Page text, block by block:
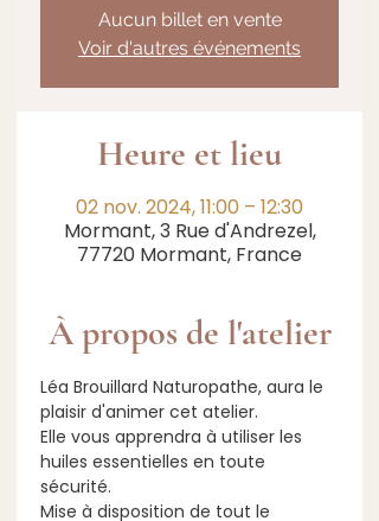
Aucun billet en vente
Voir d'autres événements
Heure et lieu
02 nov. 2024, 11:00 – 12:30
Mormant, 3 Rue d'Andrezel,
77720 Mormant, France
À propos de l'atelier
Léa Brouillard Naturopathe, aura le
plaisir d'animer cet atelier.
Elle vous apprendra à utiliser les
huiles essentielles en toute
sécurité.
Mise à disposition de tout le